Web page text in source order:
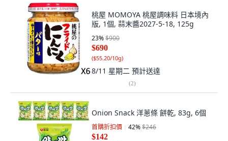
桃屋 MOMOYA 桃屋調味料 日本境內
版, 1個, 蒜末醬2027-5-18, 125g
23%$900
$690
($55.20/10g)
8/11 星期二 預計送達
(2)
Onion Snack 洋蔥條 餅乾, 83g, 6個
首購折扣價 42%$246
$142